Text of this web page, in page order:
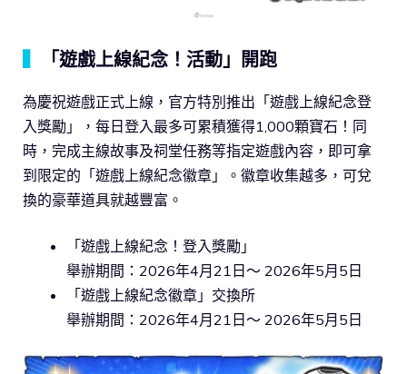
「遊戲上線紀念！活動」開跑
為慶祝遊戲正式上線，官方特別推出「遊戲上線紀念登
入獎勵」，每日登入最多可累積獲得1,000顆寶石！同
時，完成主線故事及祠堂任務等指定遊戲內容，即可拿
到限定的「遊戲上線紀念徽章」。徽章收集越多，可兌
換的豪華道具就越豐富。
「遊戲上線紀念！登入獎勵」
舉辦期間：2026年4月21日～ 2026年5月5日
「遊戲上線紀念徽章」交換所
舉辦期間：2026年4月21日～ 2026年5月5日